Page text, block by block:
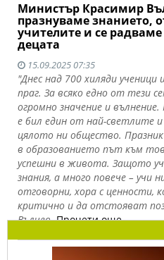
Министър Красимир
празнуваме знанието,
учителите и се
децата
15.09.2025 07:35
"Днес над 700 хиляди
праг. За всяко едно от тези
огромно значение и
е бил един от най-светлите и
цялото ни общество.
в образованието път към
успешни в живота. Защото
знания, а много повече – учи
отговорни, хора с ценности,
критично и да отстояват
Вълчев. Прочети още